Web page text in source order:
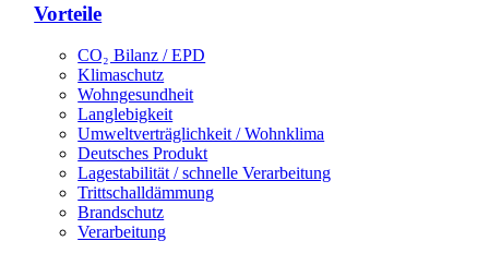
Vorteile
CO₂ Bilanz / EPD
Klimaschutz
Wohngesundheit
Langlebigkeit
Umweltverträglichkeit / Wohnklima
Deutsches Produkt
Lagestabilität / schnelle Verarbeitung
Trittschalldämmung
Brandschutz
Verarbeitung